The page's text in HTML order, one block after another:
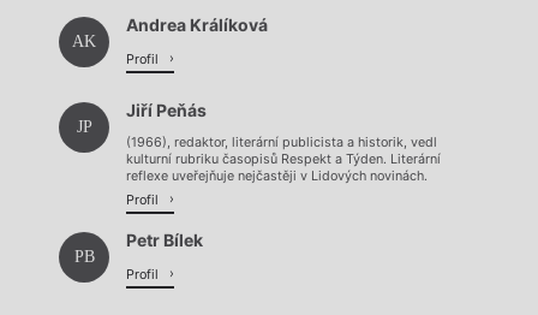
Načítá se.
Načítá se.
AK
Andrea Králíková
Profil
JP
Jiří Peňás
(1966), redaktor, literární publicista a historik, vedl
kulturní rubriku časopisů Respekt a Týden. Literární
reflexe uveřejňuje nejčastěji v Lidových novinách.
Profil
PB
Petr Bílek
Profil